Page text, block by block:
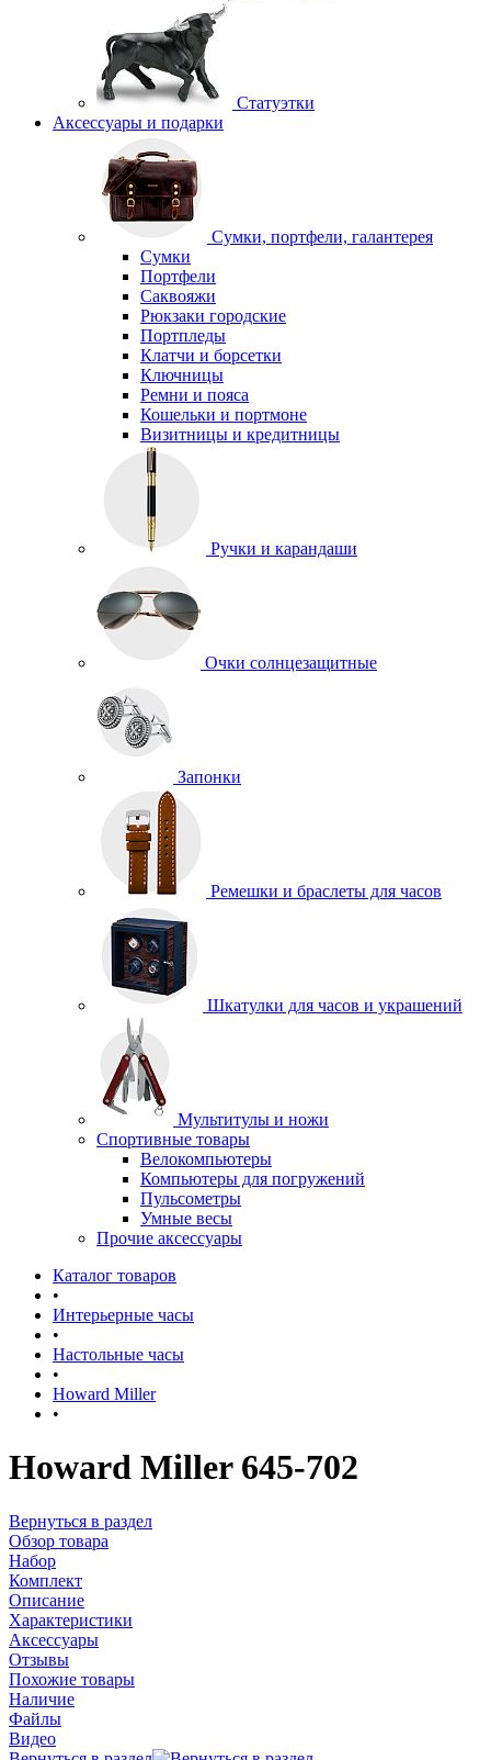
Статуэтки
Аксессуары и подарки
Сумки, портфели, галантерея
Сумки
Портфели
Саквояжи
Рюкзаки городские
Портпледы
Клатчи и борсетки
Ключницы
Ремни и пояса
Кошельки и портмоне
Визитницы и кредитницы
Ручки и карандаши
Очки солнцезащитные
Запонки
Ремешки и браслеты для часов
Шкатулки для часов и украшений
Мультитулы и ножи
Спортивные товары
Велокомпьютеры
Компьютеры для погружений
Пульсометры
Умные весы
Прочие аксессуары
Каталог товаров
•
Интерьерные часы
•
Настольные часы
•
Howard Miller
•
Howard Miller 645-702
Вернуться в раздел
Обзор товара
Набор
Комплект
Описание
Характеристики
Аксессуары
Отзывы
Похожие товары
Наличие
Файлы
Видео